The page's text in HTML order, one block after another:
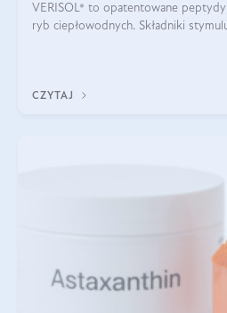
VERISOL® to opatentowane
ryb ciepłowodnych. Składniki stymulują fibroblasty do
CZYTAJ